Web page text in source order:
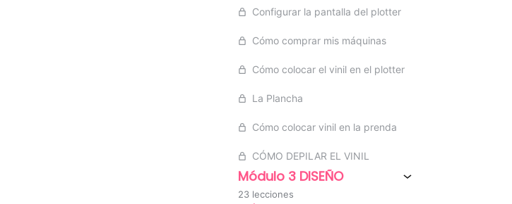
Configurar la pantalla del plotter
Cómo comprar mis máquinas
Cómo colocar el vinil en el plotter
La Plancha
Cómo colocar vinil en la prenda
CÓMO DEPILAR EL VINIL
Módulo 3 DISEÑO
23 lecciones